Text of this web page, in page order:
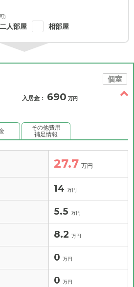
)
二人部屋 相部屋
個室
入居金： 690 万円
その他費用
補足情報
27.7 万円
14 万円
5.5 万円
8.2 万円
0 万円
0 万円